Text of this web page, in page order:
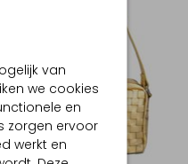
van
we cookies
en
zorgen ervoor
werkt en